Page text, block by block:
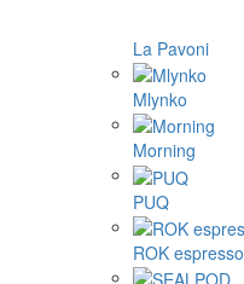
La Pavoni
Mlynko
Morning
PUQ
ROK espresso